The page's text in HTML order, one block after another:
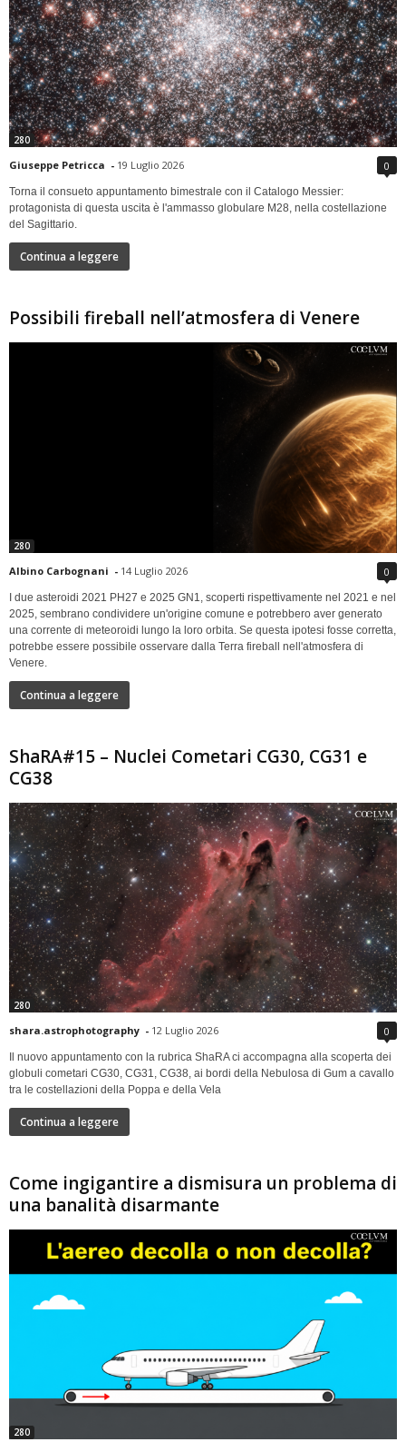
280
Giuseppe Petricca - 19 Luglio 2026 0
Torna il consueto appuntamento bimestrale con il Catalogo Messier:
protagonista di questa uscita è l'ammasso globulare M28, nella costellazione
del Sagittario.
Continua a leggere
Possibili fireball nell’atmosfera di Venere
280
Albino Carbognani - 14 Luglio 2026 0
I due asteroidi 2021 PH27 e 2025 GN1, scoperti rispettivamente nel 2021 e nel
2025, sembrano condividere un'origine comune e potrebbero aver generato
una corrente di meteoroidi lungo la loro orbita. Se questa ipotesi fosse corretta,
potrebbe essere possibile osservare dalla Terra fireball nell'atmosfera di
Venere.
Continua a leggere
ShaRA#15 – Nuclei Cometari CG30, CG31 e
CG38
280
shara.astrophotography - 12 Luglio 2026 0
Il nuovo appuntamento con la rubrica ShaRA ci accompagna alla scoperta dei
globuli cometari CG30, CG31, CG38, ai bordi della Nebulosa di Gum a cavallo
tra le costellazioni della Poppa e della Vela
Continua a leggere
Come ingigantire a dismisura un problema di
una banalità disarmante
280